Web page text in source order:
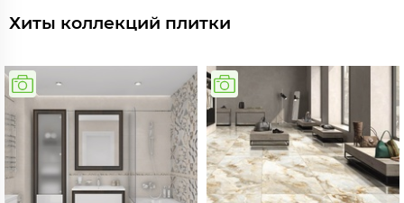
Хиты коллекций плитки